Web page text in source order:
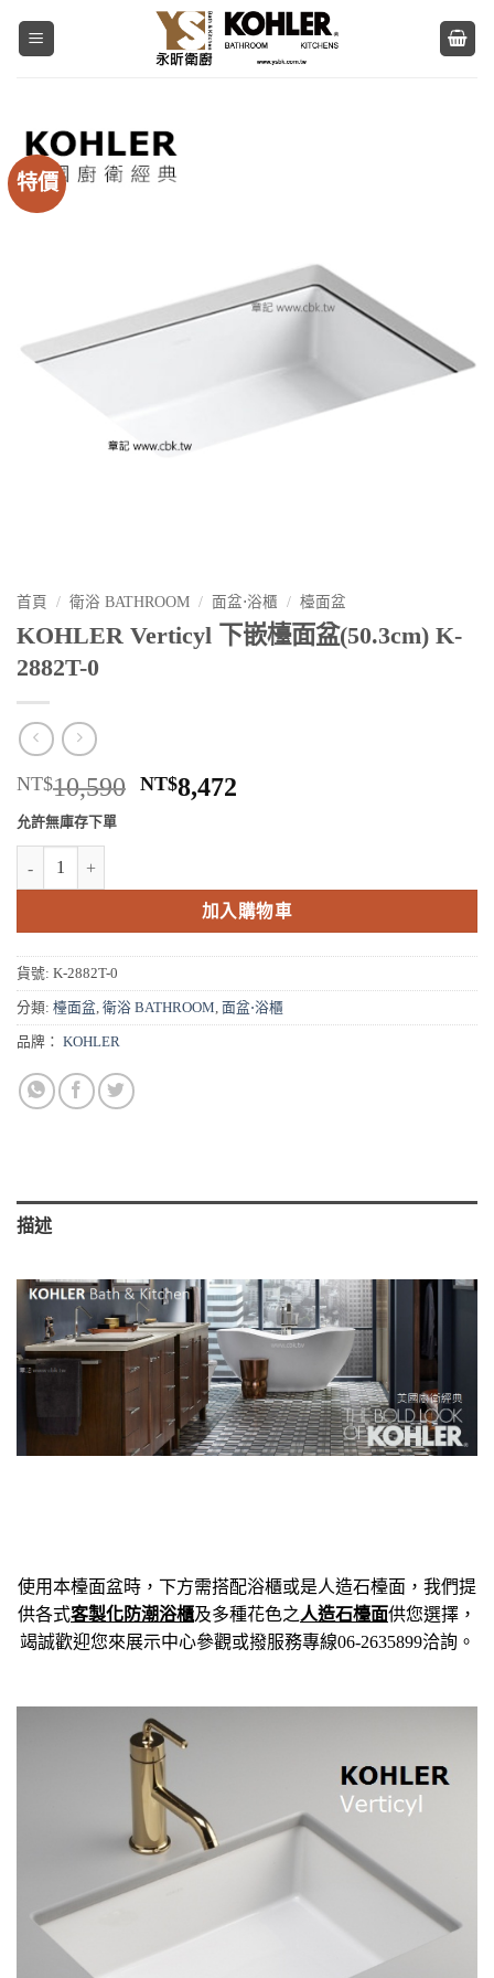
特價
首頁 / 衛浴 BATHROOM / 面盆⋅浴櫃 / 檯面盆
KOHLER Verticyl 下嵌檯面盆(50.3cm) K-
2882T-0
NT$10,590 原
NT$10,590。
NT$8,472
NT$8,472。
允許無庫存下單
KOHLER Verticyl 下嵌檯面盆(50.3cm) K-2882T-0 數量
加入購物車
貨號: K-2882T-0
分類: 檯面盆, 衛浴 BATHROOM, 面盆⋅浴櫃
品牌： KOHLER
描述
使用本檯面盆時，下方需搭配浴櫃或是人造石檯面，我們提
供各式客製化防潮浴櫃及多種花色之人造石檯面供您選擇，
竭誠歡迎您來展示中心參觀或撥服務專線06-2635899洽詢。